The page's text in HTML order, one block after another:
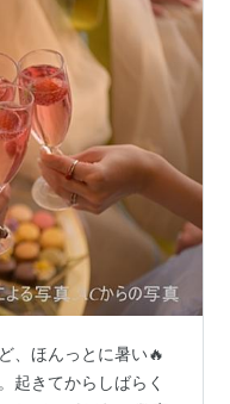
、ほんっとに暑い🔥
きてからしばらく